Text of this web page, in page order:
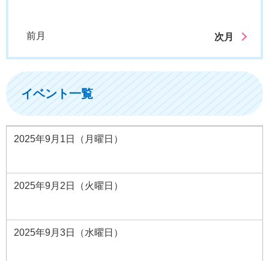
前月 次月
イベント一覧
2025年9月1日（月曜日）
2025年9月2日（火曜日）
2025年9月3日（水曜日）